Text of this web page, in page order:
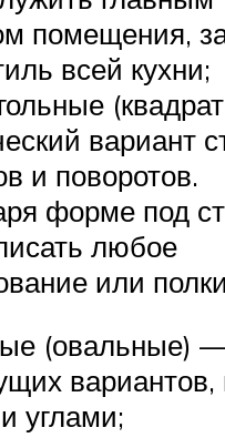
помещения,
всей кухни;
вариант
и поворотов.
форме под
любое
или
(овальные)
вариантов,
углами;